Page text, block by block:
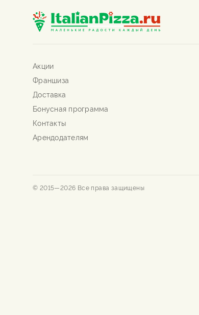
Акции
Франшиза
Доставка
Бонусная программа
Контакты
Арендодателям
© 2015—2026 Все права защищены